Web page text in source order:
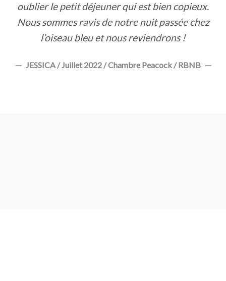
oublier le petit déjeuner qui est bien copieux.
Nous sommes ravis de notre nuit passée chez
l’oiseau bleu et nous reviendrons !
JESSICA / Juillet 2022 / Chambre Peacock / RBNB